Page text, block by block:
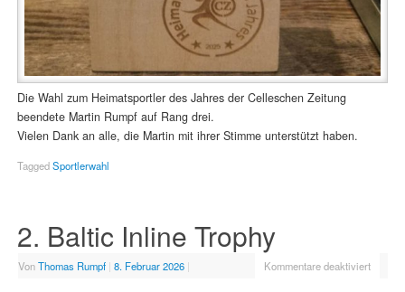
Die Wahl zum Heimatsportler des Jahres der Celleschen Zeitung
beendete Martin Rumpf auf Rang drei.
Vielen Dank an alle, die Martin mit ihrer Stimme unterstützt haben.
TaggedSportlerwahl
2. Baltic Inline Trophy
VonThomas Rumpf | 8. Februar 2026 | Kommentare deaktiviert